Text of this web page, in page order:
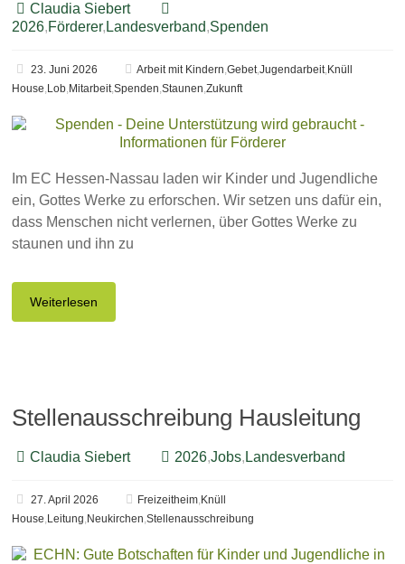
Claudia Siebert
2026,Förderer, Landesverband,Spenden
23. Juni 2026 Arbeit mit Kindern,Gebet,Jugendarbeit, Knüll
House, Lob, Mitarbeit,Spenden,Staunen,Zukunft
Im EC Hessen-Nassau laden wir Kinder und Jugendliche
ein, Gottes Werke zu erforschen. Wir setzen uns dafür ein,
dass Menschen nicht verlernen, über Gottes Werke zu
staunen und ihn zu
Weiterlesen
Stellenausschreibung Hausleitung
Claudia Siebert 2026,Jobs, Landesverband
27. April 2026 Freizeitheim, Knüll
House, Leitung, Neukirchen,Stellenausschreibung